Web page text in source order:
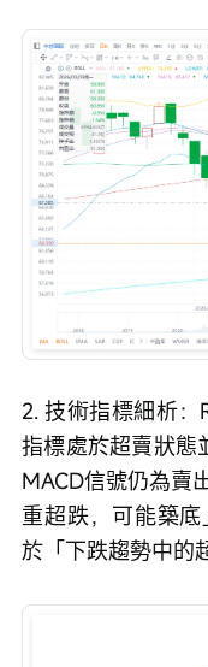
2. 技術指標細析：
指標處於超賣狀態
MACD信號仍為賣
重超跌，可能築
於「下跌趨勢中的